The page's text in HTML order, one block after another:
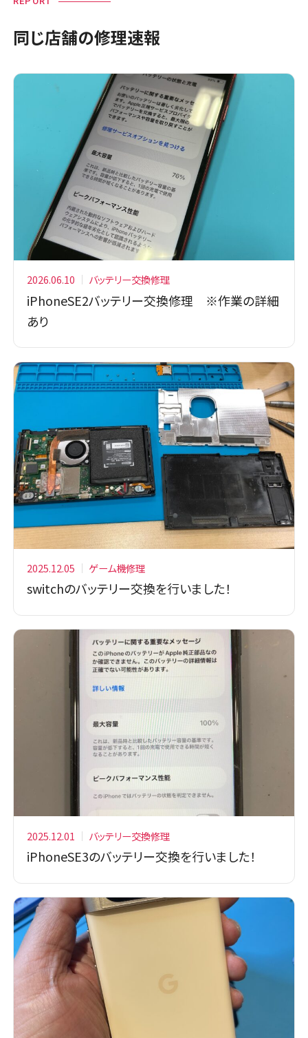
同じ店舗の修理速報
2026.06.10 バッテリー交換修理
iPhoneSE2バッテリー交換修理 ※作業の詳細
あり
2025.12.05 ゲーム機修理
switchのバッテリー交換を行いました！
2025.12.01 バッテリー交換修理
iPhoneSE3のバッテリー交換を行いました！